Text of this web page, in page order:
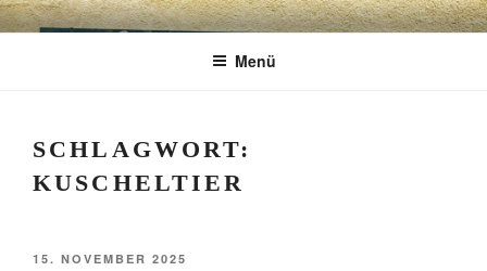
Zum
InhaltCHARME
Geschenkartikel & Kunstobjekte in Bad
Menü
SCHLAGWORT:
KUSCHELTIER
VERÖFFENTLICHT
15. NOVEMBER 2025